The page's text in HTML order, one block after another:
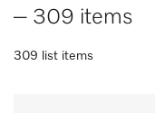
– 309 items
309 list items